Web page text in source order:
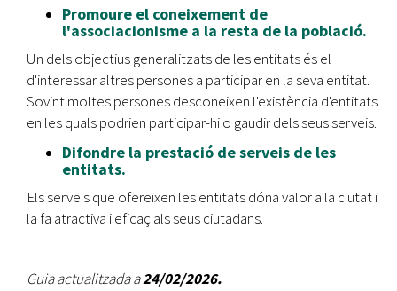
Promoure el coneixement de
l'associacionisme a la resta de la població.
Un dels objectius generalitzats de les entitats és el
d'interessar altres persones a participar en la seva entitat.
Sovint moltes persones desconeixen l'existència d'entitats
en les quals podrien participar-hi o gaudir dels seus serveis.
Difondre la prestació de serveis de les
entitats.
Els serveis que ofereixen les entitats dóna valor a la ciutat i
la fa atractiva i eficaç als seus ciutadans.
Guia actualitzada a24/02/2026.